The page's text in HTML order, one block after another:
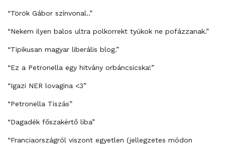
“Török Gábor színvonal..”
“Nekem ilyen balos ultra polkorrekt tyúkok ne pofázzanak.”
“Tipikusan magyar liberális blog.”
“Ez a Petronella egy hitvány orbáncsicska!”
“Igazi NER lovagina <3”
“Petronella Tiszás”
“Dagadék főszakértő liba”
“Franciaországról viszont egyetlen (jellegzetes módon